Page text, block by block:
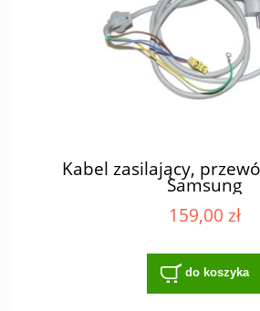
Kabel zasilający,
Samsung
159,00 zł
do koszyka